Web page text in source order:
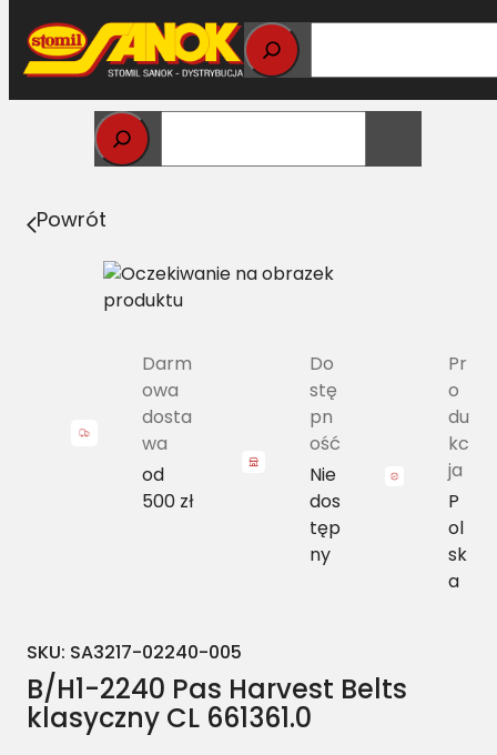
Przejdź
do
treści
Strona główna>
klasyczny CL 661361.0
Powrót
Darm
owa
dosta
wa
od
500 zł
Do
stę
pn
ość
Nie
dos
tęp
ny
Pr
o
du
kc
ja
P
ol
sk
a
SKU: SA3217-02240-005
B/H1-2240 Pas Harvest Belts
klasyczny CL 661361.0